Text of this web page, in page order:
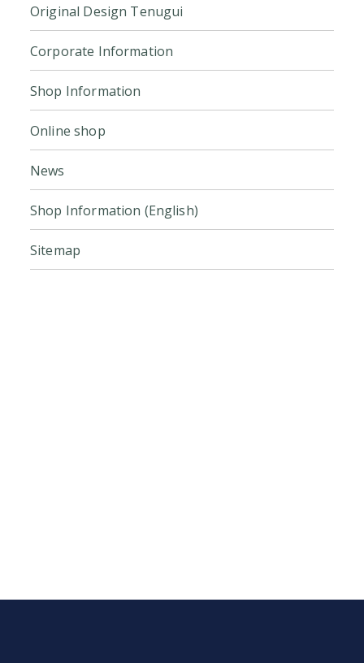
Original Design Tenugui
Corporate Information
Shop Information
Online shop
News
Shop Information (English)
Sitemap